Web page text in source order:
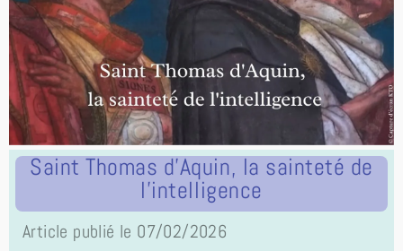
Saint Thomas d'Aquin, la sainteté de
l'intelligence
Article publié le 07/02/2026